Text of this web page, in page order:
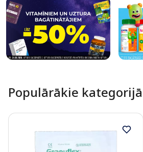
Populārākie kategorijā